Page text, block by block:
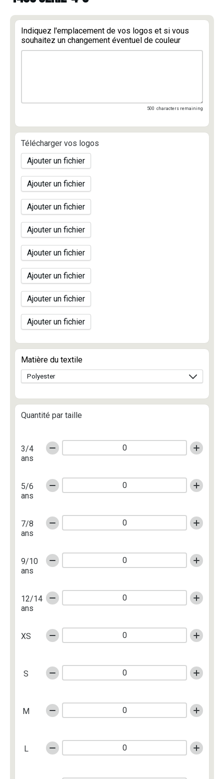
Indiquez l'emplacement de vos logos et si vous
souhaitez un changement éventuel de couleur
500 characters remaining
Télécharger vos logos
Ajouter un fichier
Ajouter un fichier
Ajouter un fichier
Ajouter un fichier
Ajouter un fichier
Ajouter un fichier
Ajouter un fichier
Ajouter un fichier
Matière du textile
Quantité par taille
3/4
ans
5/6
ans
7/8
ans
9/10
ans
12/14
ans
XS
S
M
L